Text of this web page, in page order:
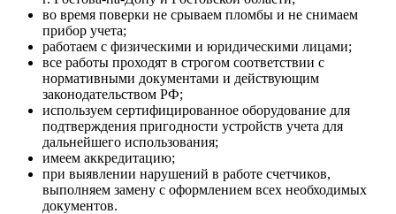
во время поверки не срываем пломбы и не снимаем
прибор учета;
работаем с физическими и юридическими лицами;
все работы проходят в строгом соответствии с
нормативными документами и действующим
законодательством РФ;
используем сертифицированное оборудование для
подтверждения пригодности устройств учета для
дальнейшего использования;
имеем аккредитацию;
при выявлении нарушений в работе счетчиков,
выполняем замену с оформлением всех необходимых
документов.